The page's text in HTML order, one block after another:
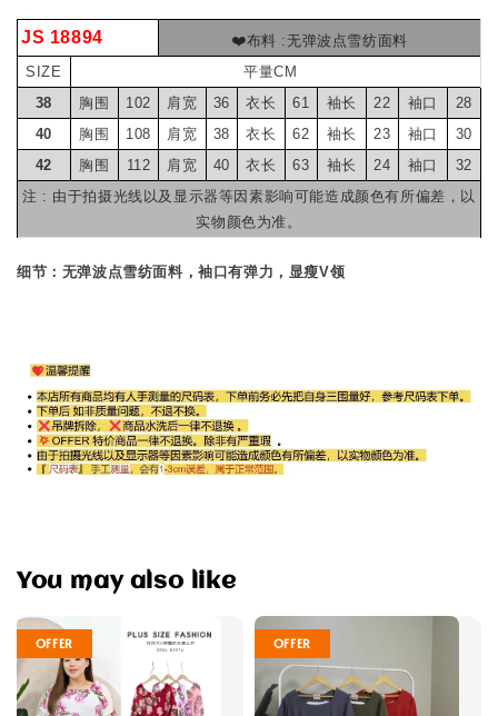
JS 18894
❤️布料 :无弹波点雪纺面料
SIZE
平量CM
38
胸围 102 肩宽 36 衣长 61 袖长 22 袖口
28
40
胸围 108 肩宽 38 衣长 62 袖长 23 袖口
30
42
胸围 112 肩宽 40 衣长 63 袖长 24 袖口
32
注 : 由于拍摄光线以及显示器等因素影响可能造成颜色有所偏差，以
实物颜色为准。
细节：无弹波点雪纺面料，袖口有弹力，显瘦V领
You may also like
OFFER OFFER